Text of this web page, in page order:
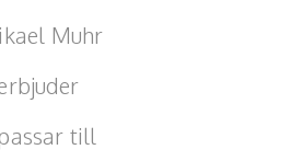
service,
konkreta verktyg, nya
inkännande och
helhetsperspektiv. Han rör sig
utveckling, entreprenörskap,
och har förmågan
många upplever men har
Muhr
och interaktiva metoder
sina idéer, stärka sin
tydliga presentationer av sina
kombinerar storytelling med
seminarier, workshops och
arbetar med familjer, skolor,
till